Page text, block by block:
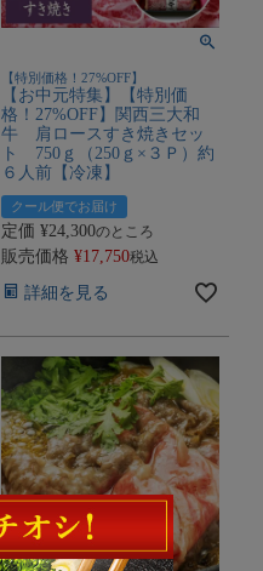
【特別価格！27%OFF】
【お中元特集】【特別価
格！27%OFF】関西三大和
牛 肩ロースすき焼きセッ
ト 750ｇ（250ｇ×３Ｐ）約
６人前【冷凍】
クール便でお届け
定価 ¥24,300のところ
販売価格 ¥17,750税込
詳細を見る